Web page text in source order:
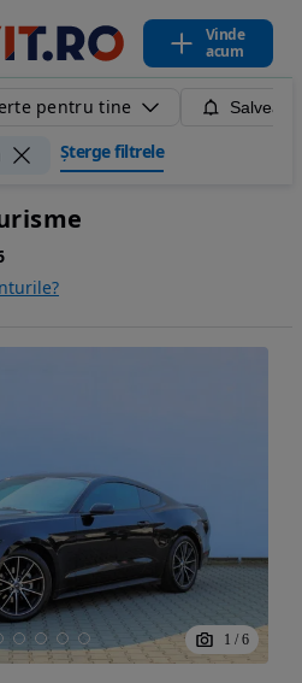
Vinde
acum
pentru tine
Șterge filtrele
1 / 6